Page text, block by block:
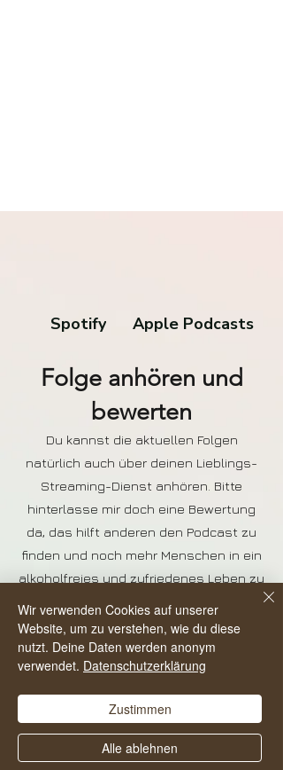
Spotify Apple Podcasts
Folge anhören und
bewerten
Du kannst die aktuellen Folgen
natürlich auch über deinen Lieblings-
Streaming-Dienst anhören. Bitte
hinterlasse mir doch eine Bewertung
da, das hilft anderen den Podcast zu
finden und noch mehr Menschen in ein
alkoholfreies und zufriedenes Leben zu
Wir verwenden Cookies auf unserer
Website, um zu verstehen, wie du diese
nutzt. Deine Daten werden anonym
verwendet. Datenschutzerklärung
Alle ablehnen
Zustimmen